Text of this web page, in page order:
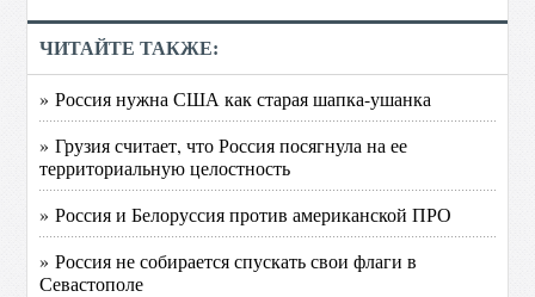
ЧИТАЙТЕ ТАКЖЕ:
» Россия нужна США как старая шапка-ушанка
» Грузия считает, что Россия посягнула на ее
территориальную целостность
» Россия и Белоруссия против американской ПРО
» Россия не собирается спускать свои флаги в
Севастополе